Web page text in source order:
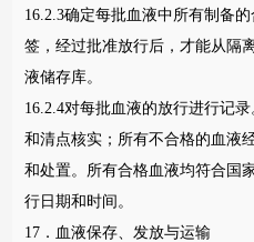
16.2.3确定每批血液中所有制备
签，经过批准放行后，才能从隔
液储存库。
16.2.4对每批血液的放行进行记
和清点核实；所有不合格的血液
和处置。所有合格血液均符合国
行日期和时间。
17．血液保存、发放与运输